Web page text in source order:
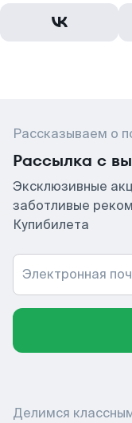
Рассказываем о
Рассылка с
Эксклюзивные
заботливые
Купибилета
Электронная
Делимся